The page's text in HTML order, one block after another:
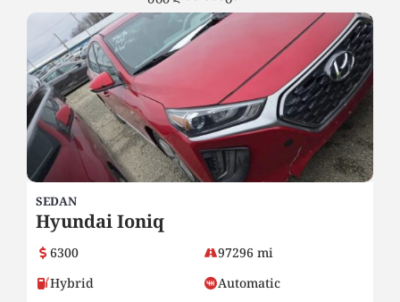
SEDAN
Hyundai Ioniq
6300
97296 mi
Hybrid
Automatic